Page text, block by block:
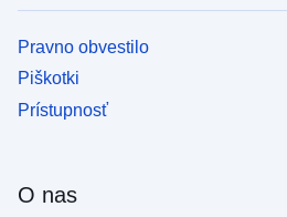
Pravno obvestilo
Piškotki
Prístupnosť
O nas